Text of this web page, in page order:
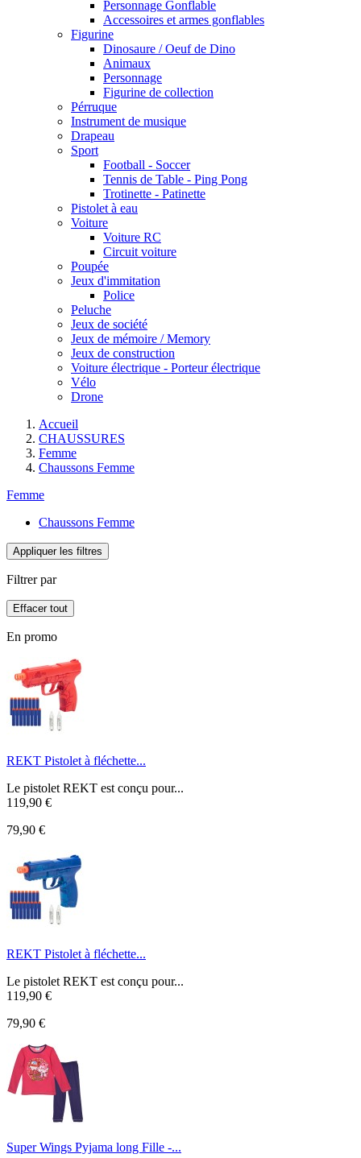
Personnage Gonflable
Accessoires et armes gonflables
Figurine
Dinosaure / Oeuf de Dino
Animaux
Personnage
Figurine de collection
Pérruque
Instrument de musique
Drapeau
Sport
Football - Soccer
Tennis de Table - Ping Pong
Trotinette - Patinette
Pistolet à eau
Voiture
Voiture RC
Circuit voiture
Poupée
Jeux d'immitation
Police
Peluche
Jeux de société
Jeux de mémoire / Memory
Jeux de construction
Voiture électrique - Porteur électrique
Vélo
Drone
Accueil
CHAUSSURES
Femme
Chaussons Femme
Femme
Chaussons Femme
Appliquer les filtres
Filtrer par
Effacer tout
En promo
REKT Pistolet à fléchette...
Le pistolet REKT est conçu pour...
119,90 €
79,90 €
REKT Pistolet à fléchette...
Le pistolet REKT est conçu pour...
119,90 €
79,90 €
Super Wings Pyjama long Fille -...